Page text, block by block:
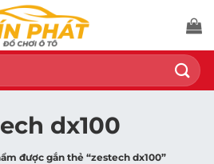
dx100
được gắn thẻ “zestech dx100”